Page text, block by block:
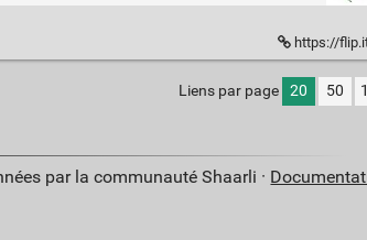
https://
Liens par page 20 50
par la communauté Shaarli ·